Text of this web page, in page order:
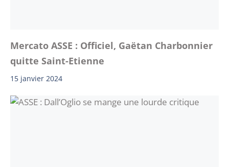
Mercato ASSE : Officiel, Gaëtan Charbonnier
quitte Saint-Etienne
15 janvier 2024